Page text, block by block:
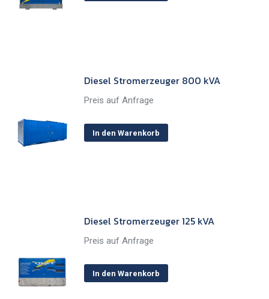
Diesel Stromerzeuger 800 kVA
Preis auf Anfrage
In den Warenkorb
Diesel Stromerzeuger 125 kVA
Preis auf Anfrage
In den Warenkorb